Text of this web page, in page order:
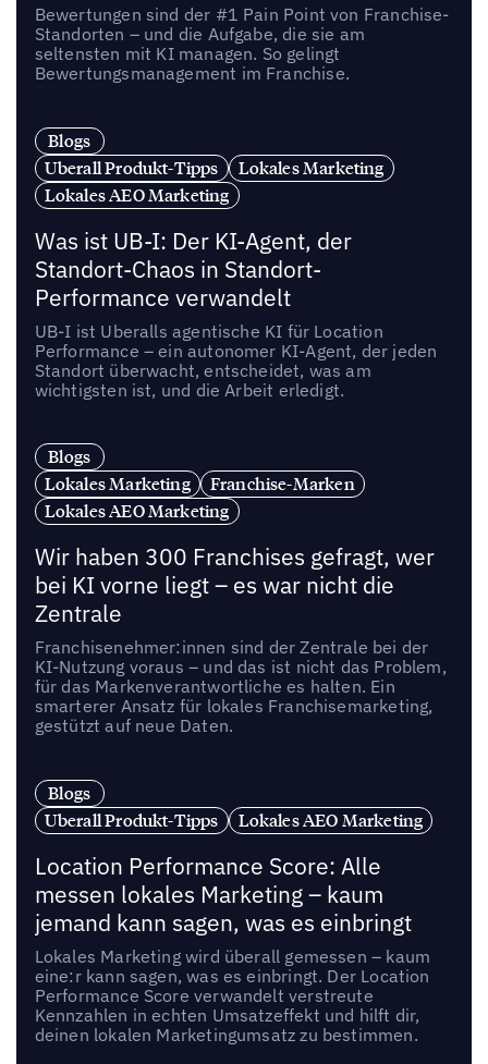
Bewertungen sind der #1 Pain Point von Franchise-
Standorten – und die Aufgabe, die sie am
seltensten mit KI managen. So gelingt
Bewertungsmanagement im Franchise.
Blogs
Uberall Produkt-Tipps
Lokales Marketing
Lokales AEO Marketing
Was ist UB-I: Der KI-Agent, der
Standort-Chaos in Standort-
Performance verwandelt
UB-I ist Uberalls agentische KI für Location
Performance – ein autonomer KI-Agent, der jeden
Standort überwacht, entscheidet, was am
wichtigsten ist, und die Arbeit erledigt.
Blogs
Lokales Marketing
Franchise-Marken
Lokales AEO Marketing
Wir haben 300 Franchises gefragt, wer
bei KI vorne liegt – es war nicht die
Zentrale
Franchisenehmer:innen sind der Zentrale bei der
KI-Nutzung voraus – und das ist nicht das Problem,
für das Markenverantwortliche es halten. Ein
smarterer Ansatz für lokales Franchisemarketing,
gestützt auf neue Daten.
Blogs
Uberall Produkt-Tipps
Lokales AEO Marketing
Location Performance Score: Alle
messen lokales Marketing – kaum
jemand kann sagen, was es einbringt
Lokales Marketing wird überall gemessen – kaum
eine:r kann sagen, was es einbringt. Der Location
Performance Score verwandelt verstreute
Kennzahlen in echten Umsatzeffekt und hilft dir,
deinen lokalen Marketingumsatz zu bestimmen.